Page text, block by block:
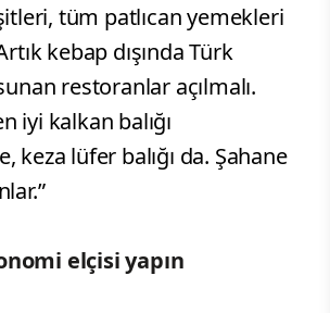
tüm patlıcan yemekleri
kebap dışında Türk
restoranlar açılmalı.
iyi kalkan balığı
keza lüfer balığı da. Şahane
elçisi yapın